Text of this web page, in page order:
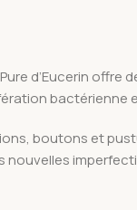
d’Eucerin
bactérienne
boutons et